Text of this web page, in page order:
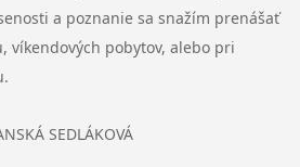
a poznanie sa snažím prenášať
víkendových pobytov, alebo pri
SEDLÁKOVÁ